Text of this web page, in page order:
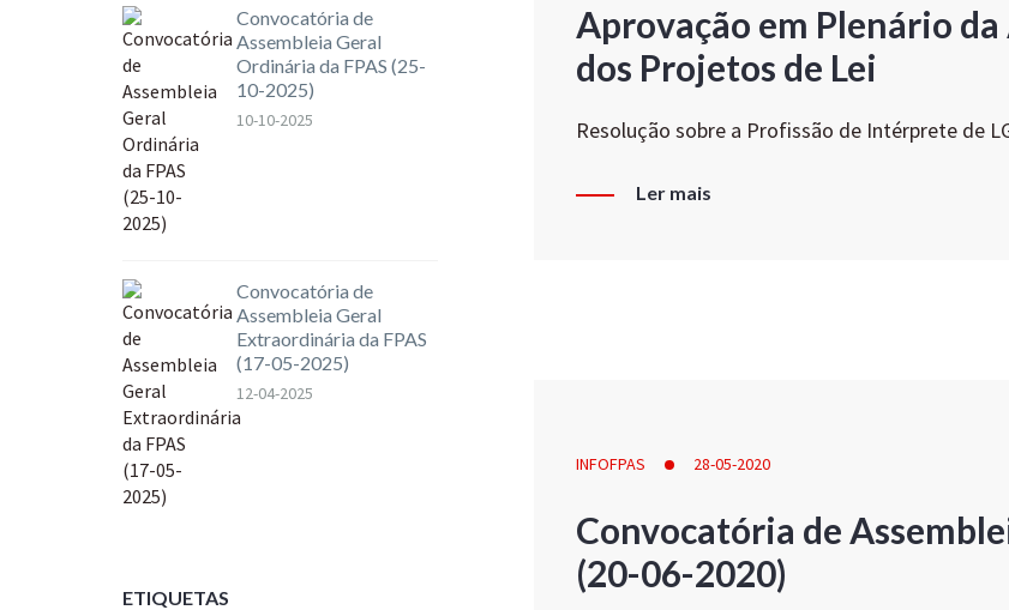
Aprovação em Plenário
dos Projetos de Lei
Resolução sobre a Profissão de Intérprete de
Ler mais
INFOFPAS 28-05-2020
Convocatória de
(20-06-2020)
Convocatória de
Assembleia Geral
Ordinária da FPAS (25-
10-2025)
10-10-2025
Convocatória de
Assembleia Geral
Extraordinária da FPAS
(17-05-2025)
12-04-2025
ETIQUETAS